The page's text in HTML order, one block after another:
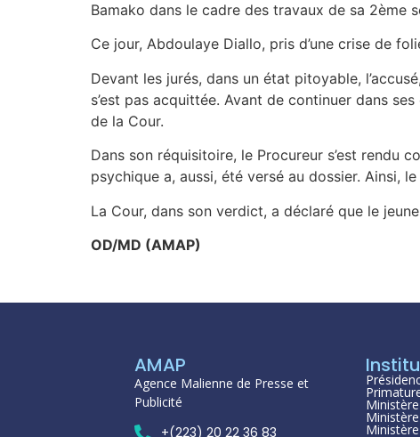
Bamako dans le cadre des travaux de sa 2ème
Ce jour, Abdoulaye Diallo, pris d’une crise de
Devant les jurés, dans un état pitoyable,
s’est pas acquittée. Avant de continuer dans
de la Cour.
Dans son réquisitoire, le Procureur s’est rendu
psychique a, aussi, été versé au dossier. Ainsi,
La Cour, dans son verdict, a déclaré que le
OD/MD (AMAP)
AMAP
Agence Malienne de Presse et
Publicité
+(223) 20 22 36 83